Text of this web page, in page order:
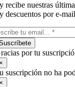
y recibe nuestras
y descuentos por e-
por tu
suscripción no ha